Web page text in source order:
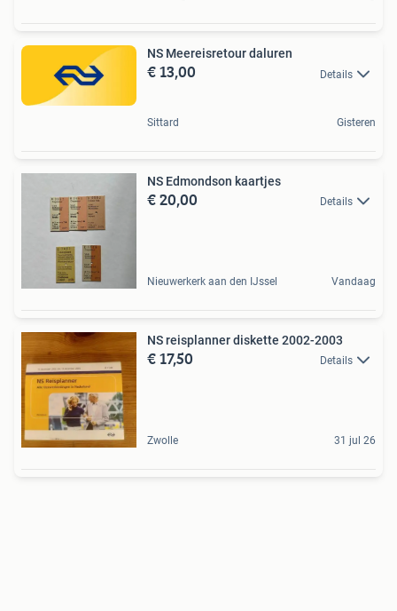
NS Meereisretour daluren
€ 13,00 Details
Sittard Gisteren
NS Edmondson kaartjes
€ 20,00 Details
Nieuwerkerk aan den IJssel Vandaag
NS reisplanner diskette 2002-2003
€ 17,50 Details
Zwolle 31 jul 26